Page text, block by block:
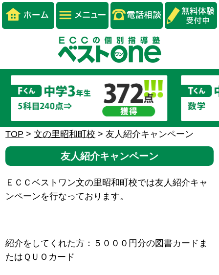
TOP >文の里昭和町校 >友人紹介キャンペーン
友人紹介キャンペーン
ＥＣＣベストワン文の里昭和町校では友人紹介キャ
ンペーンを行なっております。
紹介をしてくれた方：５０００円分の図書カードま
たはＱＵＯカード